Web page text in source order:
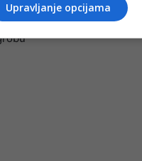
Upravljanje opcijama